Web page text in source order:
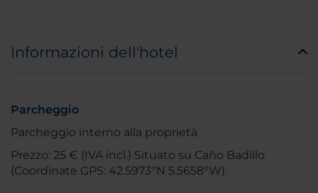
Informazioni dell'hotel
Parcheggio
Parcheggio interno alla proprietà
Prezzo: 25 € (IVA incl.) Situato su Caño Badillo
(Coordinate GPS: 42.5973°N 5.5658°W).